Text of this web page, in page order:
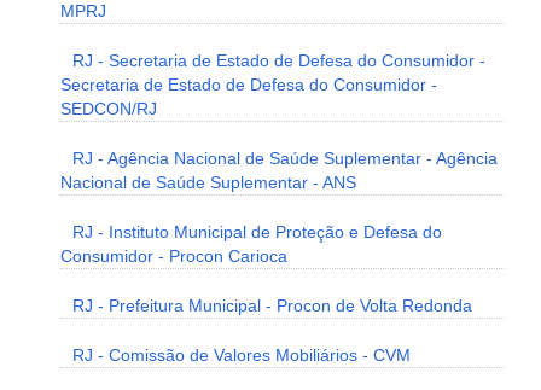
MPRJ
RJ - Secretaria de Estado de Defesa do Consumidor -
Secretaria de Estado de Defesa do Consumidor -
SEDCON/RJ
RJ - Agência Nacional de Saúde Suplementar - Agência
Nacional de Saúde Suplementar - ANS
RJ - Instituto Municipal de Proteção e Defesa do
Consumidor - Procon Carioca
RJ - Prefeitura Municipal - Procon de Volta Redonda
RJ - Comissão de Valores Mobiliários - CVM